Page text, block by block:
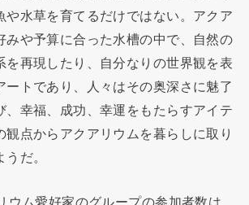
や水草を育てるだけではない。アクア
みや予算に合った水槽の中で、自然の
を再現したり、自分なりの世界観を表
ートであり、人々はその奥深さに魅了
、幸福、成功、幸運をもたらすアイテ
観点からアクアリウムを暮らしに取り
だ。
ウム愛好家のグループの参加者数は